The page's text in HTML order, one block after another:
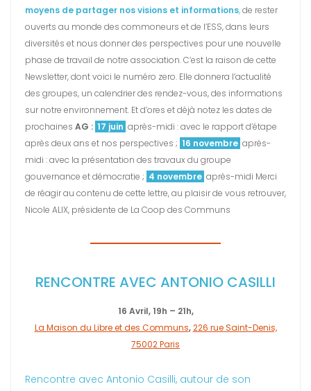
moyens de partager nos visions et informations,de rester
ouverts au monde des commoneurs et de l’ESS, dans leurs
diversités et nous donner des perspectives pour une nouvelle
phase de travail de notre association. C’est la raison de cette
Newsletter, dont voici le numéro zero. Elle donnera l’actualité
des groupes, un calendrier des rendez-vous, des informations
sur notre environnement. Et d’ores et déjà notez les dates de
prochaines AG : 17 juin après-midi : avec le rapport d’étape
après deux ans et nos perspectives ; 16 novembre après-
midi : avec la présentation des travaux du groupe
gouvernance et démocratie ; 4 novembre après-midi Merci
de réagir au contenu de cette lettre, au plaisir de vous retrouver,
Nicole ALIX, présidente de La Coop des Communs
RENCONTRE AVEC ANTONIO CASILLI
16 Avril, 19h – 21h,
La Maison du Libre et des Communs,226 rue Saint-Denis,
75002 Paris
Rencontre avec Antonio Casilli, autour de son